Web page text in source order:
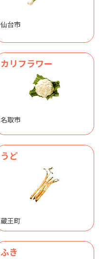
仙台市
カリフラワー
名取市
うど
蔵王町
ふき